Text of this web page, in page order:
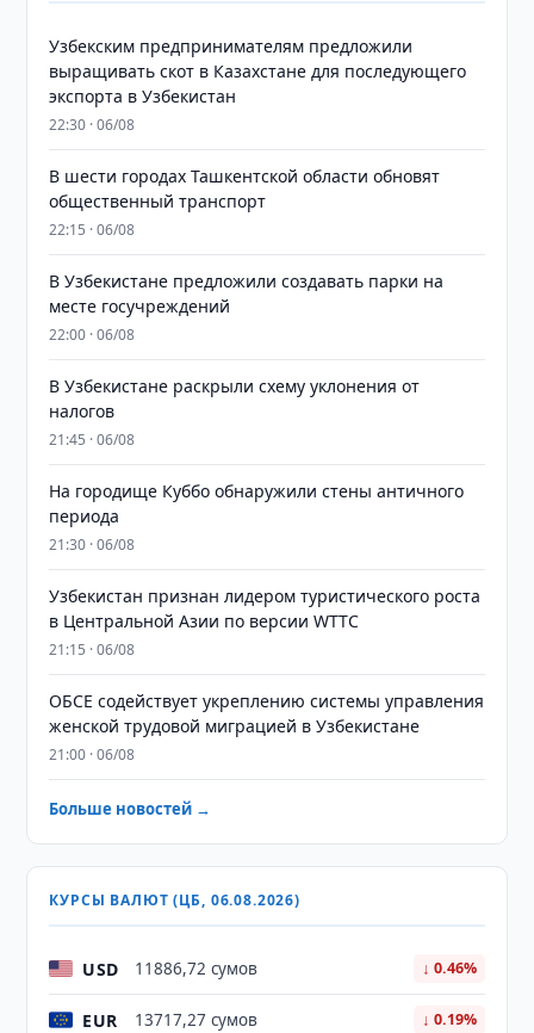
Узбекским предпринимателям предложили
выращивать скот в Казахстане для последующего
экспорта в Узбекистан
22:30 · 06/08
В шести городах Ташкентской области обновят
общественный транспорт
22:15 · 06/08
В Узбекистане предложили создавать парки на
месте госучреждений
22:00 · 06/08
В Узбекистане раскрыли схему уклонения от
налогов
21:45 · 06/08
На городище Куббо обнаружили стены античного
периода
21:30 · 06/08
Узбекистан признан лидером туристического роста
в Центральной Азии по версии WTTC
21:15 · 06/08
ОБСЕ содействует укреплению системы управления
женской трудовой миграцией в Узбекистане
21:00 · 06/08
Больше новостей →
КУРСЫ ВАЛЮТ (ЦБ, 06.08.2026)
USD 11886,72 сумов ↓ 0.46%
EUR 13717,27 сумов ↓ 0.19%